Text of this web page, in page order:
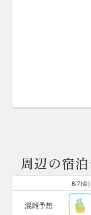
周辺の宿
8/7(金)
混雑予想